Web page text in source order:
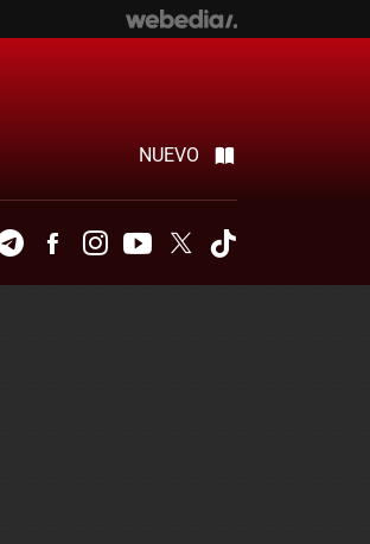
NUEVO
TelegramFacebookInstagramYoutubeTwitter